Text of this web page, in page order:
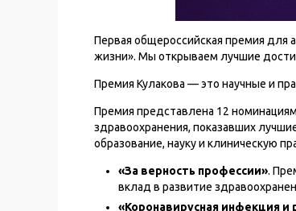
Первая общероссийская премия для
жизни». Мы открываем лучшие
Премия Кулакова — это научные и
Премия представлена 12
здравоохранения, показавших
образование, науку и клиническую
«За верность профессии».
вклад в развитие
«Коронавирусная инфекция и